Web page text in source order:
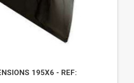
195X6 - REF: